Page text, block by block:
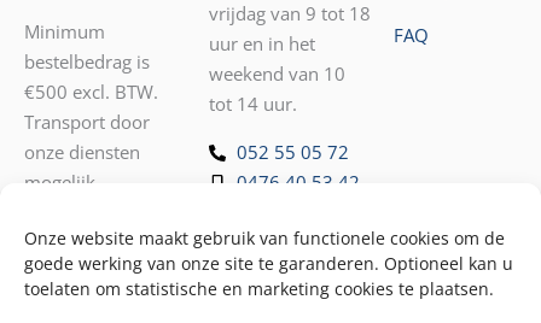
Onze website maakt gebruik van functionele cookies om de
goede werking van onze site te garanderen. Optioneel kan u
toelaten om statistische en marketing cookies te plaatsen.
Minimum
bestelbedrag is
€500 excl. BTW.
Transport door
onze diensten
mogelijk.
vrijdag van 9 tot 18
uur en in het
weekend van 10
tot 14 uur.
052 55 05 72
0476 40 53 42
vragen kunt u ons
mailen
opinfo@loungeverhuur.be.
FAQ